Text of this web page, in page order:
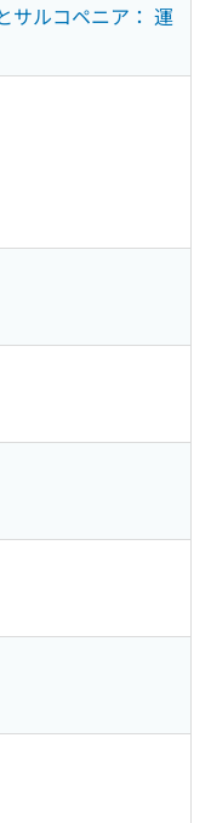
サルコペニア： 運